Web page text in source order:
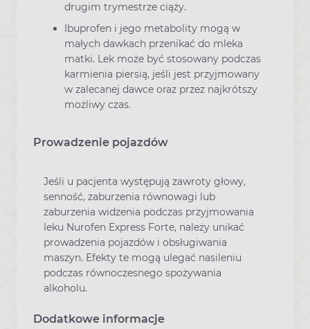
drugim trymestrze ciąży.
Ibuprofen i jego metabolity mogą w
małych dawkach przenikać do mleka
matki. Lek może być stosowany podczas
karmienia piersią, jeśli jest przyjmowany
w zalecanej dawce oraz przez najkrótszy
możliwy czas.
Prowadzenie pojazdów
Jeśli u pacjenta występują zawroty głowy,
senność, zaburzenia równowagi lub
zaburzenia widzenia podczas przyjmowania
leku Nurofen Express Forte, należy unikać
prowadzenia pojazdów i obsługiwania
maszyn. Efekty te mogą ulegać nasileniu
podczas równoczesnego spożywania
alkoholu.
Dodatkowe informacje